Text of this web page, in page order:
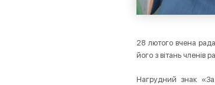
28 лютого вчена
його з вітань членів
Нагрудний знак «За